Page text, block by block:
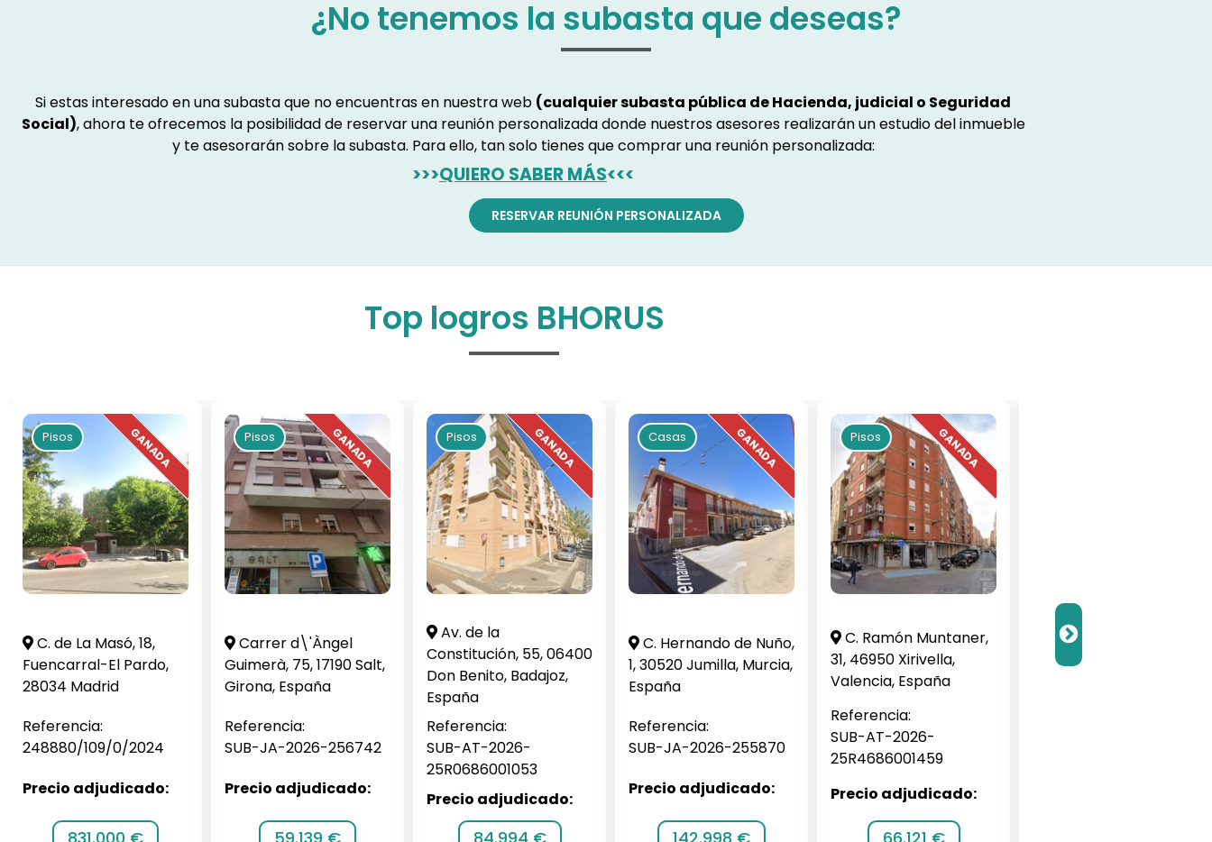
¿No tenemos la subasta que deseas?
Si estas interesado en una subasta que no encuentras en nuestra web (cualquier subasta pública de Hacienda, judicial o Seguridad
Social), ahora te ofrecemos la posibilidad de reservar una reunión personalizada donde nuestros asesores realizarán un estudio del inmueble
y te asesorarán sobre la subasta. Para ello, tan solo tienes que comprar una reunión personalizada:
>>>QUIERO SABER MÁS<<<
RESERVAR REUNIÓN PERSONALIZADA
Top logros BHORUS
Pisos
C. de La Masó, 18,
Fuencarral-El Pardo,
28034 Madrid
Referencia:
248880/109/0/2024
Precio adjudicado:
Pisos
Carrer d\'Àngel
Guimerà, 75, 17190 Salt,
Girona, España
Referencia:
SUB-JA-2026-256742
Precio adjudicado:
Pisos
Av. de la
Constitución, 55, 06400
Don Benito, Badajoz,
España
Referencia:
SUB-AT-2026-
25R0686001053
Precio adjudicado:
Casas
C. Hernando de Nuño,
1, 30520 Jumilla, Murcia,
España
Referencia:
SUB-JA-2026-255870
Precio adjudicado:
Pisos
C. Ramón Muntaner,
31, 46950 Xirivella,
Valencia, España
Referencia:
SUB-AT-2026-
25R4686001459
Precio adjudicado:
Barrio Veneziola G, 1,
San Javier, Murcia,